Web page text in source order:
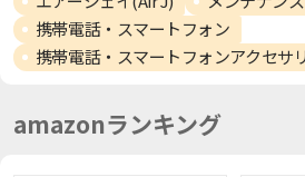
携帯電話・スマートフォン
携帯電話・スマートフォンアクセサ
amazonランキング